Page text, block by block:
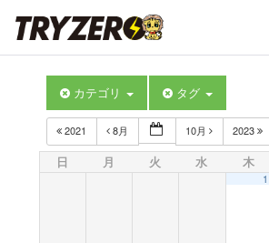
カテゴリ タグ
2021 8月 10月 2023
日 月 火 水 木
1